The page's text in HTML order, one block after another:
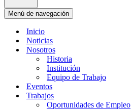
Menú de navegación
Inicio
Noticias
Nosotros
Historia
Institución
Equipo de Trabajo
Eventos
Trabajos
Oportunidades de Empleo